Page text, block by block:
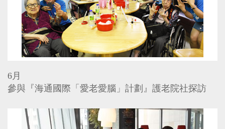
6月
參與『海通國際「愛老愛腦」計劃』護老院社探訪